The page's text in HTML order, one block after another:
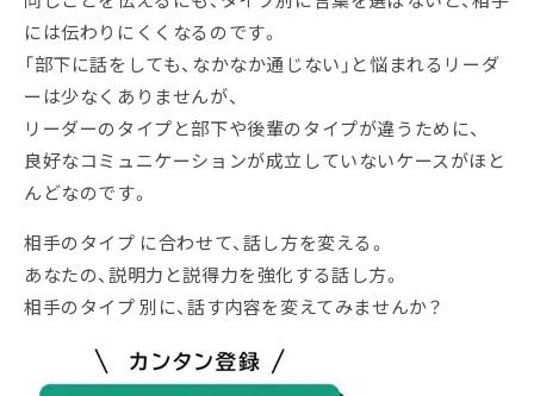
には伝わりにくくなるのです。
「部下に話をしても、なかなか通じない」と悩まれるリーダ
ーは少なくありませんが、
リーダーのタイプと部下や後輩のタイプが違うために、
良好なコミュニケーションが成立していないケースがほと
んどなのです。
相手のタイプ に合わせて、話し方を変える。
あなたの、説明力と説得力を強化する話し方。
相手のタイプ 別に、話す内容を変えてみませんか？